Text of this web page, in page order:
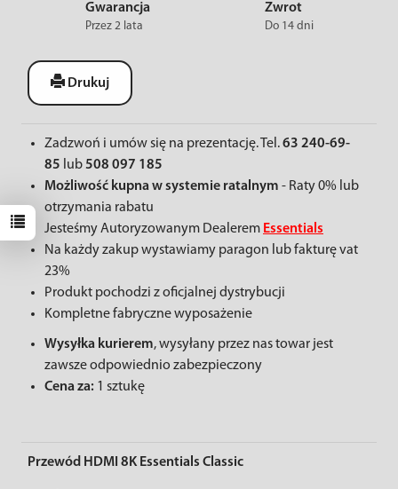
Gwarancja
Przez 2 lata
Zwrot
Do 14 dni
Drukuj
Zadzwoń i umów się na prezentację. Tel.63 240-69-
85 lub508 097 185
Możliwość kupna w systemie ratalnym - Raty 0% lub
otrzymania rabatu
Jesteśmy Autoryzowanym Dealerem Essentials
Na każdy zakup wystawiamy paragon lub fakturę vat
23%
Produkt pochodzi z oficjalnej dystrybucji
Kompletne fabryczne wyposażenie
Wysyłka kurierem, wysyłany przez nas towar jest
zawsze odpowiednio zabezpieczony
Cena za: 1 sztukę
Przewód HDMI 8K Essentials Classic